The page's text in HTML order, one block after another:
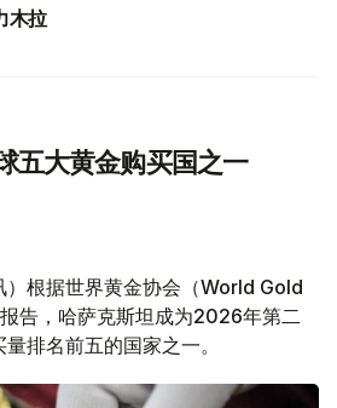
木拉
五大黄金购买国之一
）根据世界黄金协会（World Gold
告，哈萨克斯坦成为2026年第二
排名前五的国家之一。